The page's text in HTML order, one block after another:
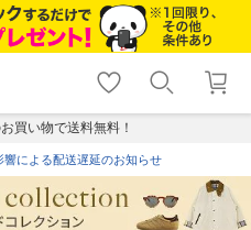
shopping_cart lock_outline
ログイン
買い物で送料無料！
による配送遅延のお知らせ